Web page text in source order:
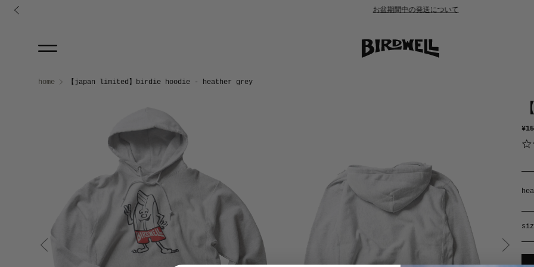
お盆期間中の発送について
Skip to product information
home 【japan limited】birdie hoodie - heather grey